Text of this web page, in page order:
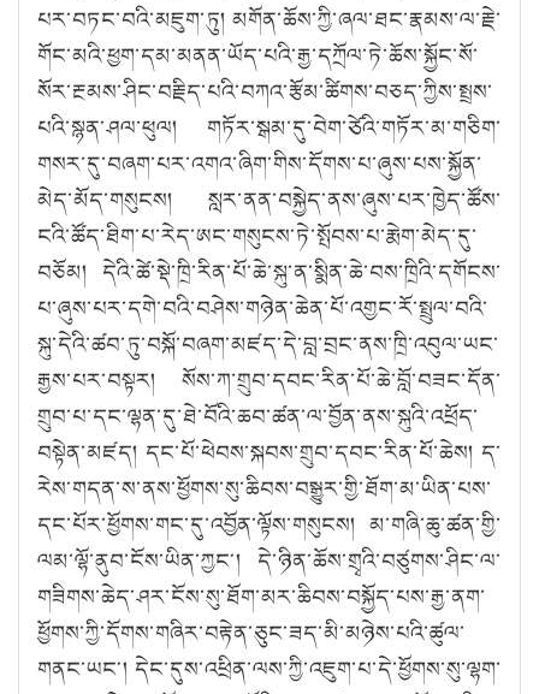
པར་བཏང་བའི་མཇུག་ཏུ། མགོན་ཆོས་ཀྱི་ཞལ་ཐང་རྣམས་ལ་རྗེ་
གོང་མའི་ཕྱག་དམ་མནན་ཡོད་པའི་རྒྱ་དཀྲོལ་ཏེ་ཆོས་སྐྱོང་སོ་
སོར་རྔམས་ཤིང་བརྗིད་པའི་བཀའ་རྩོམ་ཚིགས་བཅད་ཀྱིས་སྤྲས་
པའི་སྙན་ཤལ་ཕུལ། གཏོར་སྒམ་དུ་བེག་ཙེའི་གཏོར་མ་གཅིག་
གསར་དུ་བཞག་པར་འགའ་ཞིག་གིས་དོགས་པ་ཞུས་པས་སྐྱོན་
མེད་མོད་གསུངས། སླར་ནན་བསྐྱེད་ནས་ཞུས་པར་ཁྱེད་ཚོས་
ངའི་ཚོད་ཐིག་པ་རེད་ཨང་གསུངས་ཏེ་སྤོབས་པ་རྨེག་མེད་དུ་
བཅོམ། དེའི་ཚེ་སྡེ་ཁྲི་རིན་པོ་ཆེ་སྐུ་ན་སྨིན་ཆེ་བས་ཁྲིའི་དགོངས་
པ་ཞུས་པར་དགེ་བའི་བཤེས་གཉེན་ཆེན་པོ་འགྱང་རོ་སྤྲུལ་བའི་
སྐུ་དེའི་ཚབ་ཏུ་བསྐོ་བཞག་མཛད་དེ་བླ་བྲང་ནས་ཁྲི་འབུལ་ཡང་
རྒྱས་པར་བསྟར། སོས་ཀ་གྲུབ་དབང་རིན་པོ་ཆེ་བློ་བཟང་དོན་
གྲུབ་པ་དང་ལྷན་དུ་ཐེ་བོའི་ཆབ་ཚན་ལ་བྱོན་ནས་སྐུའི་འཕྲོད་
བསྟེན་མཛད། དང་པོ་ཕེབས་སྐབས་གྲུབ་དབང་རིན་པོ་ཆེས། ད་
རེས་གདན་ས་ནས་ཕྱོགས་སུ་ཆིབས་བསྒྱུར་གྱི་ཐོག་མ་ཡིན་པས་
དང་པོར་ཕྱོགས་གང་དུ་འབྱོན་ལྟོས་གསུངས། མ་གཞི་ཆུ་ཚན་གྱི་
ལམ་ལྷོ་ནུབ་ངོས་ཡིན་ཀྱང༌། དེ་ཉིན་ཆོས་གྲྭའི་བཙུགས་ཤིང་ལ་
གཟིགས་ཆེད་ཤར་ངོས་སུ་ཐོག་མར་ཆིབས་བསྐྱོད་པས་རྒྱ་ནག་
ཕྱོགས་ཀྱི་དོགས་གཞིར་བརྟེན་ཅུང་ཟད་མི་མཉེས་པའི་ཚུལ་
གནང་ཡང༌། དེང་དུས་འཕྲིན་ལས་ཀྱི་འཇུག་པ་དེ་ཕྱོགས་སུ་ལྷག་